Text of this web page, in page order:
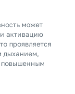
может
активацию
проявляется
дыханием,